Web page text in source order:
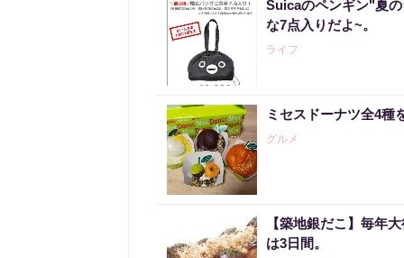
Suicaのペンギン"夏
な7点入りだよ~。
ライフ
ミセスドーナツ全4種
グルメ
【築地銀だこ】毎年
は3日間。